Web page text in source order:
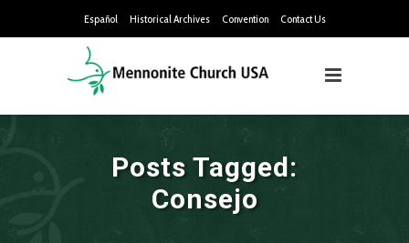
Español Historical Archives Convention Contact Us
Posts Tagged:
Consejo